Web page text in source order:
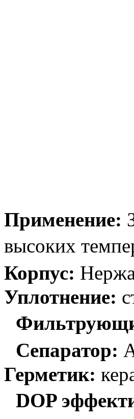
Применение:
высоких
Корпус:
Уплотнение:
Сепаратор:
Герметик:
DOP